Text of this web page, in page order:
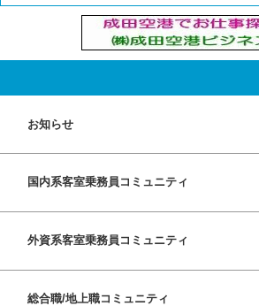
お知らせ
国内系客室乗務員コミュニティ
外資系客室乗務員コミュニティ
総合職/地上職コミュニティ